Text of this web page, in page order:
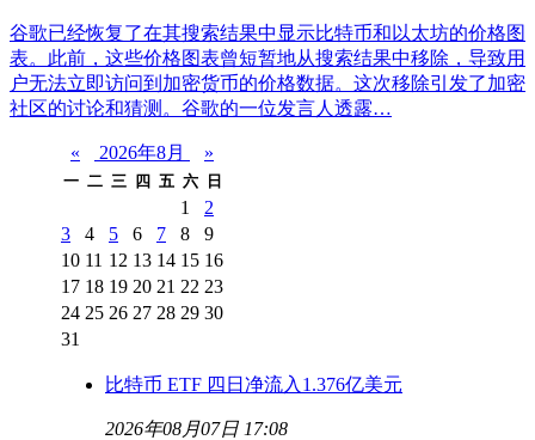
谷歌已经恢复了在其搜索结果中显示比特币和以太坊的价格图
表。此前，这些价格图表曾短暂地从搜索结果中移除，导致用
户无法立即访问到加密货币的价格数据。这次移除引发了加密
社区的讨论和猜测。谷歌的一位发言人透露…
« 2026年8月 »
一 二 三 四 五 六 日
1
2
3
4 5 6 7 8
9
10 11 12 13 14 15 16
17 18 19 20 21 22 23
24 25 26 27 28 29 30
31
比特币 ETF 四日净流入1.376亿美元
2026年08月07日 17:08